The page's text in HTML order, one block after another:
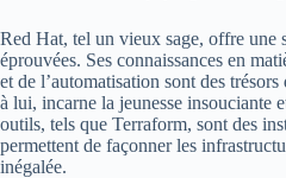
Red Hat, tel un vieux sage, offre une
éprouvées. Ses connaissances en
et de l’automatisation sont des
à lui, incarne la jeunesse insouciante
outils, tels que Terraform, sont des
permettent de façonner les
inégalée.